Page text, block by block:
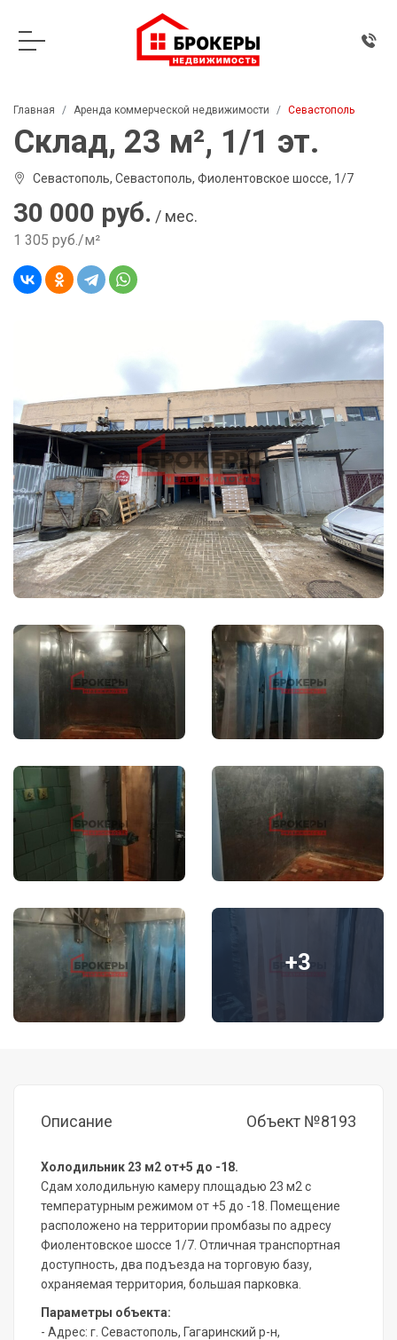
Главная Аренда коммерческой недвижимости Севастополь
Склад, 23 м², 1/1 эт.
Севастополь, Севастополь, Фиолентовское шоссе, 1/7
30 000 руб. / мес.
1 305 руб./м²
+3
Описание Объект №8193
Холодильник 23 м2 от+5 до -18.
Сдам холодильную камеру площадью 23 м2 с
температурным режимом от +5 до -18. Помещение
расположено на территории промбазы по адресу
Фиолентовское шоссе 1/7. Отличная транспортная
доступность, два подъезда на торговую базу,
охраняемая территория, большая парковка.
Параметры объекта:
- Адрес: г. Севастополь, Гагаринский р-н,